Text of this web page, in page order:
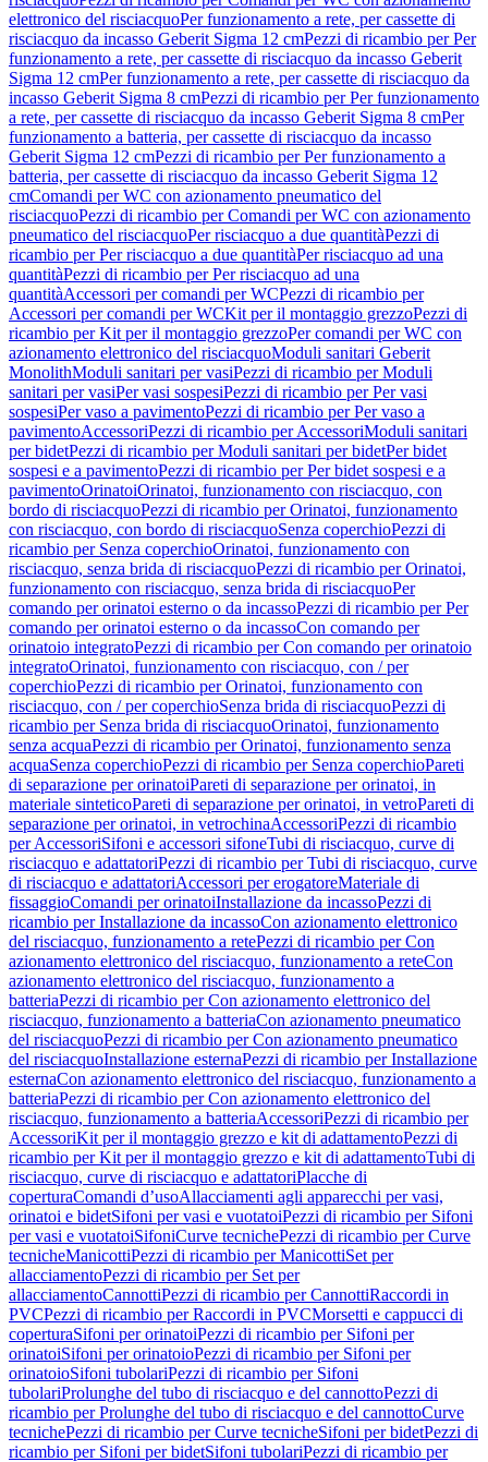
elettronico del risciacquoPer funzionamento a rete, per cassette di
risciacquo da incasso Geberit Sigma 12 cmPezzi di ricambio per Per
funzionamento a rete, per cassette di risciacquo da incasso Geberit
Sigma 12 cmPer funzionamento a rete, per cassette di risciacquo da
incasso Geberit Sigma 8 cmPezzi di ricambio per Per funzionamento
a rete, per cassette di risciacquo da incasso Geberit Sigma 8 cmPer
funzionamento a batteria, per cassette di risciacquo da incasso
Geberit Sigma 12 cmPezzi di ricambio per Per funzionamento a
batteria, per cassette di risciacquo da incasso Geberit Sigma 12
cmComandi per WC con azionamento pneumatico del
risciacquoPezzi di ricambio per Comandi per WC con azionamento
pneumatico del risciacquoPer risciacquo a due quantitàPezzi di
ricambio per Per risciacquo a due quantitàPer risciacquo ad una
quantitàPezzi di ricambio per Per risciacquo ad una
quantitàAccessori per comandi per WCPezzi di ricambio per
Accessori per comandi per WCKit per il montaggio grezzoPezzi di
ricambio per Kit per il montaggio grezzoPer comandi per WC con
azionamento elettronico del risciacquoModuli sanitari Geberit
MonolithModuli sanitari per vasiPezzi di ricambio per Moduli
sanitari per vasiPer vasi sospesiPezzi di ricambio per Per vasi
sospesiPer vaso a pavimentoPezzi di ricambio per Per vaso a
pavimentoAccessoriPezzi di ricambio per AccessoriModuli sanitari
per bidetPezzi di ricambio per Moduli sanitari per bidetPer bidet
sospesi e a pavimentoPezzi di ricambio per Per bidet sospesi e a
pavimentoOrinatoiOrinatoi, funzionamento con risciacquo, con
bordo di risciacquoPezzi di ricambio per Orinatoi, funzionamento
con risciacquo, con bordo di risciacquoSenza coperchioPezzi di
ricambio per Senza coperchioOrinatoi, funzionamento con
risciacquo, senza brida di risciacquoPezzi di ricambio per Orinatoi,
funzionamento con risciacquo, senza brida di risciacquoPer
comando per orinatoi esterno o da incassoPezzi di ricambio per Per
comando per orinatoi esterno o da incassoCon comando per
orinatoio integratoPezzi di ricambio per Con comando per orinatoio
integratoOrinatoi, funzionamento con risciacquo, con / per
coperchioPezzi di ricambio per Orinatoi, funzionamento con
risciacquo, con / per coperchioSenza brida di risciacquoPezzi di
ricambio per Senza brida di risciacquoOrinatoi, funzionamento
senza acquaPezzi di ricambio per Orinatoi, funzionamento senza
acquaSenza coperchioPezzi di ricambio per Senza coperchioPareti
di separazione per orinatoiPareti di separazione per orinatoi, in
materiale sinteticoPareti di separazione per orinatoi, in vetroPareti di
separazione per orinatoi, in vetrochinaAccessoriPezzi di ricambio
per AccessoriSifoni e accessori sifoneTubi di risciacquo, curve di
risciacquo e adattatoriPezzi di ricambio per Tubi di risciacquo, curve
di risciacquo e adattatoriAccessori per erogatoreMateriale di
fissaggioComandi per orinatoiInstallazione da incassoPezzi di
ricambio per Installazione da incassoCon azionamento elettronico
del risciacquo, funzionamento a retePezzi di ricambio per Con
azionamento elettronico del risciacquo, funzionamento a reteCon
azionamento elettronico del risciacquo, funzionamento a
batteriaPezzi di ricambio per Con azionamento elettronico del
risciacquo, funzionamento a batteriaCon azionamento pneumatico
del risciacquoPezzi di ricambio per Con azionamento pneumatico
del risciacquoInstallazione esternaPezzi di ricambio per Installazione
esternaCon azionamento elettronico del risciacquo, funzionamento a
batteriaPezzi di ricambio per Con azionamento elettronico del
risciacquo, funzionamento a batteriaAccessoriPezzi di ricambio per
AccessoriKit per il montaggio grezzo e kit di adattamentoPezzi di
ricambio per Kit per il montaggio grezzo e kit di adattamentoTubi di
risciacquo, curve di risciacquo e adattatoriPlacche di
coperturaComandi d’usoAllacciamenti agli apparecchi per vasi,
orinatoi e bidetSifoni per vasi e vuotatoiPezzi di ricambio per Sifoni
per vasi e vuotatoiSifoniCurve tecnichePezzi di ricambio per Curve
tecnicheManicottiPezzi di ricambio per ManicottiSet per
allacciamentoPezzi di ricambio per Set per
allacciamentoCannottiPezzi di ricambio per CannottiRaccordi in
PVCPezzi di ricambio per Raccordi in PVCMorsetti e cappucci di
coperturaSifoni per orinatoiPezzi di ricambio per Sifoni per
orinatoiSifoni per orinatoioPezzi di ricambio per Sifoni per
orinatoioSifoni tubolariPezzi di ricambio per Sifoni
tubolariProlunghe del tubo di risciacquo e del cannottoPezzi di
ricambio per Prolunghe del tubo di risciacquo e del cannottoCurve
tecnichePezzi di ricambio per Curve tecnicheSifoni per bidetPezzi di
ricambio per Sifoni per bidetSifoni tubolariPezzi di ricambio per